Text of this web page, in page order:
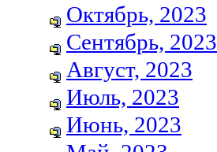
Октябрь, 2023
Сентябрь, 2023
Август, 2023
Июль, 2023
Июнь, 2023